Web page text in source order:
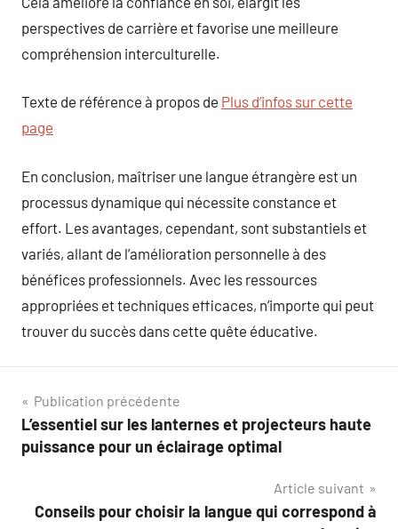
perspectives de carrière et favorise une meilleure
compréhension interculturelle.
Texte de référence à propos de Plus d’infos sur cette
page
En conclusion, maîtriser une langue étrangère est un
processus dynamique qui nécessite constance et
effort. Les avantages, cependant, sont substantiels et
variés, allant de l’amélioration personnelle à des
bénéfices professionnels. Avec les ressources
appropriées et techniques efficaces, n’importe qui peut
trouver du succès dans cette quête éducative.
Navigation
de
Publication précédente
L’essentiel sur les lanternes et projecteurs haute
puissance pour un éclairage optimal
Article suivant
Conseils pour choisir la langue qui correspond à